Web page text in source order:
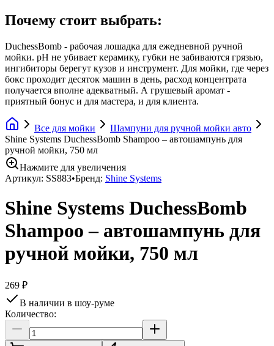
Почему стоит выбрать:
DuchessBomb - рабочая лошадка для ежедневной ручной
мойки. pH не убивает керамику, губки не забиваются грязью,
ингибиторы берегут кузов и инструмент. Для мойки, где через
бокс проходит десяток машин в день, расход концентрата
получается вполне адекватный. А грушевый аромат -
приятный бонус и для мастера, и для клиента.
Все для мойки
Шампуни для ручной мойки авто
Shine Systems DuchessBomb Shampoo – автошампунь для
ручной мойки, 750 мл
Нажмите для увеличения
Артикул: SS883•Бренд: Shine Systems
Shine Systems DuchessBomb
Shampoo – автошампунь для
ручной мойки, 750 мл
269 ₽
В наличии в шоу-руме
Количество: